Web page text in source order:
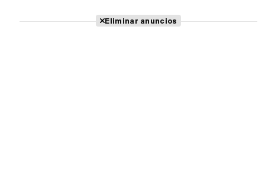
Eliminar anuncios